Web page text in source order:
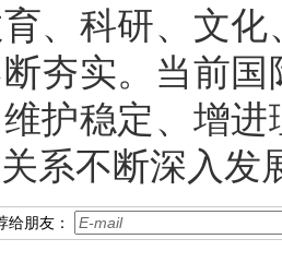
、科研、文
夯实。当前
护稳定、增
系不断深入发
给朋友：